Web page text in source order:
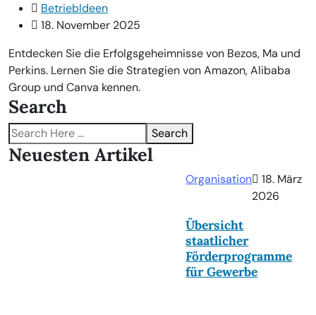
BetriebIdeen
18. November 2025
Entdecken Sie die Erfolgsgeheimnisse von Bezos, Ma und
Perkins. Lernen Sie die Strategien von Amazon, Alibaba
Group und Canva kennen.
Search
Search
Neuesten Artikel
Organisation
18. März
2026
Übersicht
staatlicher
Förderprogramme
für Gewerbe